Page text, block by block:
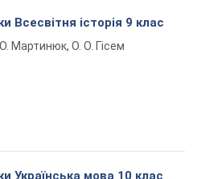
Всесвітня історія 9 клас
Мартинюк, О. О. Гісем
Українська мова 10 клас